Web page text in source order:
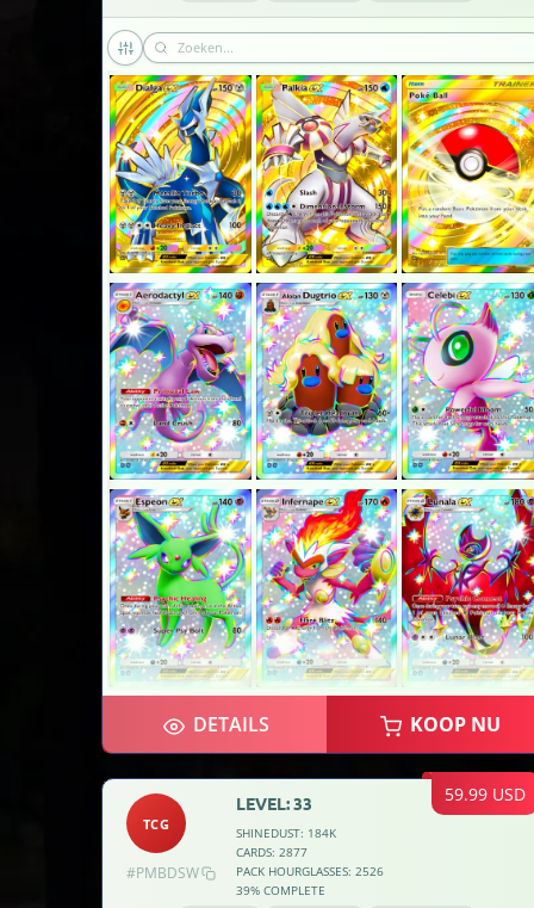
DETAILS KOOP NU
59.99 USD
TCG
#PMBDSW
LEVEL: 33
SHINEDUST: 184K
CARDS: 2877
PACK HOURGLASSES: 2526
39% COMPLETE